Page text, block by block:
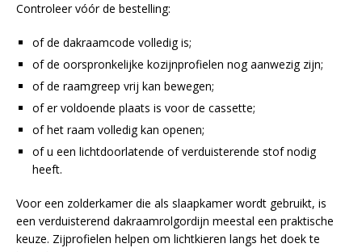
Controleer vóór de bestelling:
of de dakraamcode volledig is;
of de oorspronkelijke kozijnprofielen nog aanwezig zijn;
of de raamgreep vrij kan bewegen;
of er voldoende plaats is voor de cassette;
of het raam volledig kan openen;
of u een lichtdoorlatende of verduisterende stof nodig
heeft.
Voor een zolderkamer die als slaapkamer wordt gebruikt, is
een verduisterend dakraamrolgordijn meestal een praktische
keuze. Zijprofielen helpen om lichtkieren langs het doek te